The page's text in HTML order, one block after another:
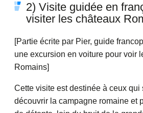
2) Visite guidée en
visiter les châteaux
[Partie écrite par Pier, guide
une excursion en voiture pour voir
Romains]
Cette visite est destinée à ceux qui
découvrir la campagne romaine et